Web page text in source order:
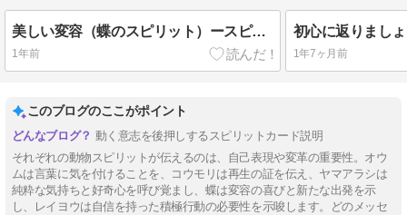
美しい変容（蝶のスピリット）ースピリットアニマル・オラクルカード
1年前 1年7ヶ月前
このブログのここがポイント
動く意志を後押しするスピリットカード説明
それぞれの動物スピリットが伝えるのは、自己表現や変革の重要性。オウ
ムは言葉に気を付けることを、コウモリは再生の証を伝え、ヤマアラシは
純粋な気持ちと好奇心を呼び覚まし、蝶は変容の喜びと新たな出発を示
し、レイヨウは自信を持った積極行動の必要性を示唆します。どのメッセ